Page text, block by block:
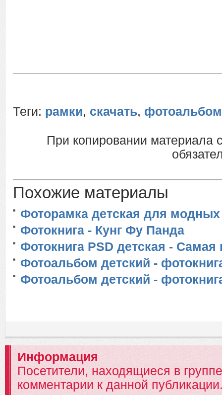
Теги: рамки, скачать,
При копировании материала
Похожие материалы
Фоторамка детская для
Фотокнига - Кунг Фу Панда
Фотокнига PSD детская - Самая
Фотоальбом детский -
Фотоальбом детский -
Информация
Посетители, находящиеся в
комментарии к данной